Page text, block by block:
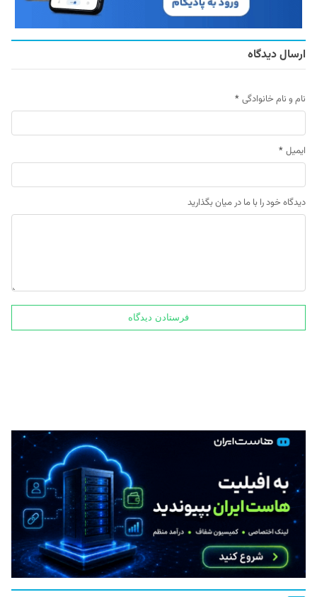
ارسال دیدگاه
نام و نام خانوادگی *
ایمیل *
دیدگاه خود را با ما در میان بگذارید